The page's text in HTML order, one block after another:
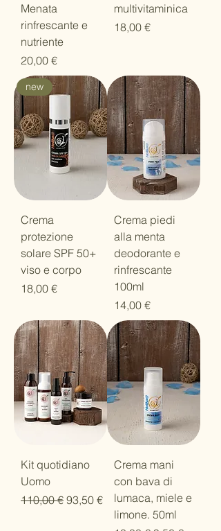
Menata
rinfrescante e
nutriente
Prezzo
20,00 €
multivitaminica
Prezzo
18,00 €
new
Crema
protezione
solare SPF 50+
viso e corpo
Prezzo
18,00 €
Crema piedi
alla menta
deodorante e
rinfrescante
100ml
Prezzo
14,00 €
Kit quotidiano
Uomo
Prezzo regolare
110,00 € Prezzo scontato
93,50 €
Crema mani
con bava di
lumaca, miele e
limone. 50ml